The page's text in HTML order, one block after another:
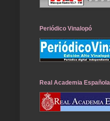
Periódico Vinalopó
Real Academia Española